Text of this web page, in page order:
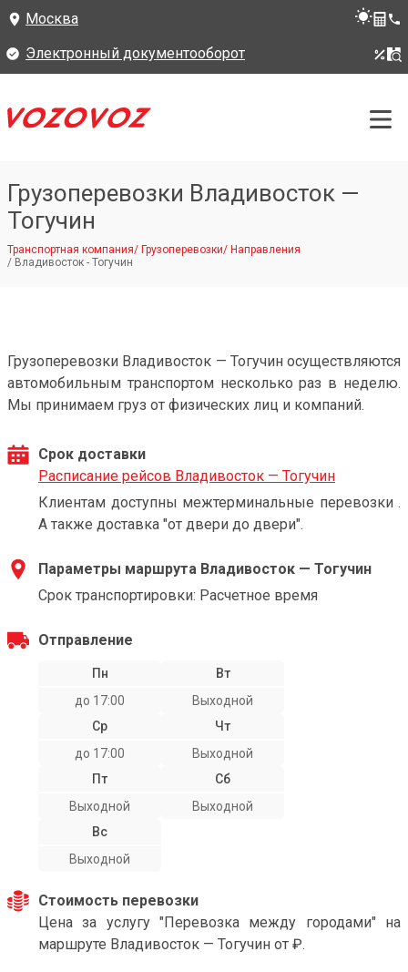
Москва
Электронный документооборот
Грузоперевозки Владивосток —
Тогучин
Транспортная компания/ Грузоперевозки/ Направления
/ Владивосток - Тогучин
Грузоперевозки Владивосток — Тогучин осуществляются
автомобильным транспортом несколько раз в неделю.
Мы принимаем груз от физических лиц и компаний.
Срок доставки
Расписание рейсов Владивосток — Тогучин
Клиентам доступны межтерминальные перевозки .
А также доставка "от двери до двери".
Параметры маршрута Владивосток — Тогучин
Срок транспортировки: Расчетное время
Отправление
Пн
до 17:00
Вт
Выходной
Ср
до 17:00
Чт
Выходной
Пт
Выходной
Сб
Выходной
Вс
Выходной
Стоимость перевозки
Цена за услугу "Перевозка между городами" на
маршруте Владивосток — Тогучин от ₽.